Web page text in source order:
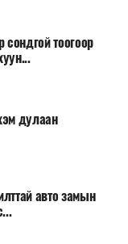
тоогоор
дулаан
авто замын